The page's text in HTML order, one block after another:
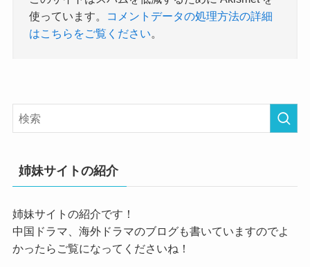
使っています。
コメントデータの処理方法の詳細
はこちらをご覧ください。
姉妹サイトの紹介
姉妹サイトの紹介です！
中国ドラマ、海外ドラマのブログも書いていますのでよ
かったらご覧になってくださいね！